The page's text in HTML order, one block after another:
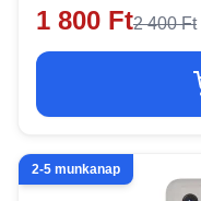
1 800 Ft2 400 Ft
2-5 munkanap